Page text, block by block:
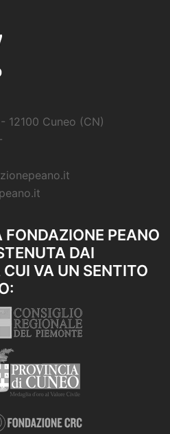
12100 Cuneo (CN)
FONDAZIONE PEANO
DAI
VA UN SENTITO